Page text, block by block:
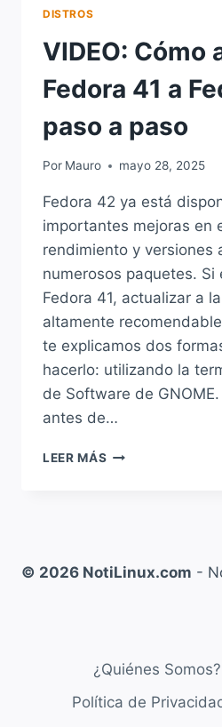
DISTROS
VIDEO: Cómo
Fedora 41 a
paso a paso
Por Mauro mayo 28, 2025
Fedora 42 ya está
importantes mejoras en
rendimiento y versiones
numerosos paquetes. Si
Fedora 41, actualizar a
altamente
te explicamos dos
hacerlo: utilizando la
de Software de
antes de…
LEER MÁS VIDEO:
FEDORA
© 2026 NotiLinux.com -
¿Quiénes Somos?
Política de